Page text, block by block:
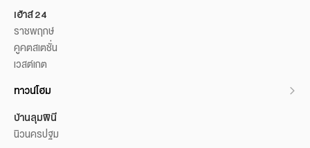
เฮ้าส์ 24
ราชพฤกษ์
คูคตสเตชั่น
เวสต์เกต
ทาวน์โฮม
บ้านลุมพินี
นิวนครปฐม